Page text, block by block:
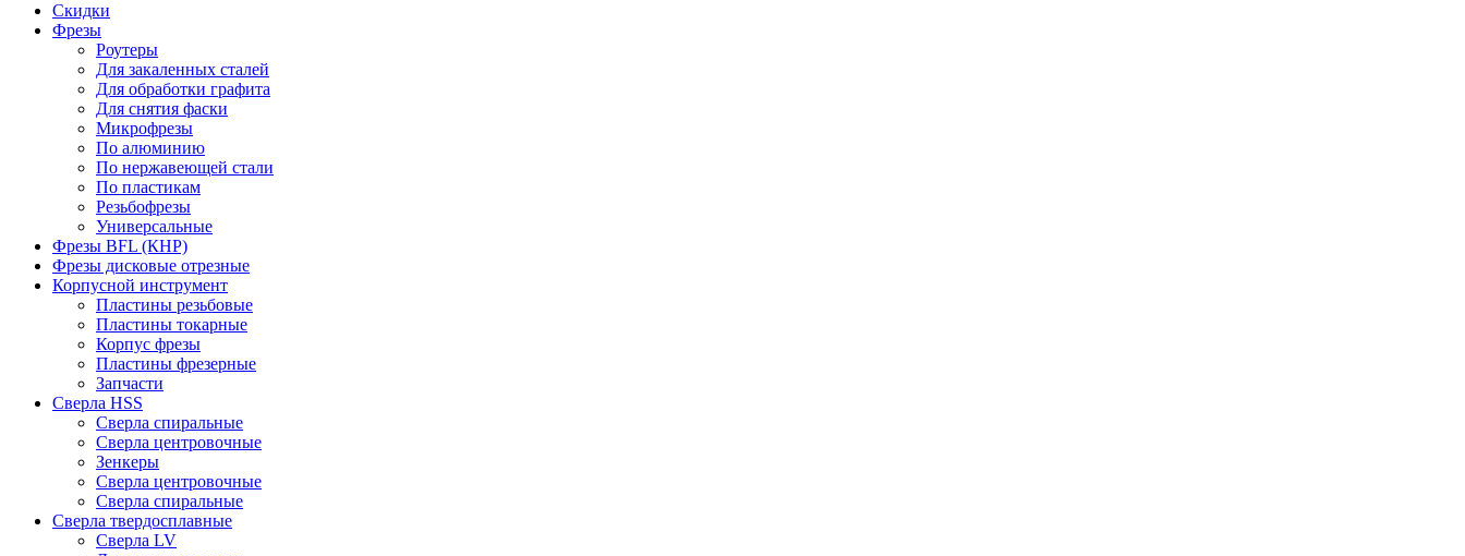
Скидки
Фрезы
Роутеры
Для закаленных сталей
Для обработки графита
Для снятия фаски
Микрофрезы
По алюминию
По нержавеющей стали
По пластикам
Резьбофрезы
Универсальные
Фрезы BFL (КНР)
Фрезы дисковые отрезные
Корпусной инструмент
Пластины резьбовые
Пластины токарные
Корпус фрезы
Пластины фрезерные
Запчасти
Сверла HSS
Сверла спиральные
Сверла центровочные
Зенкеры
Сверла центровочные
Сверла спиральные
Сверла твердосплавные
Сверла LV